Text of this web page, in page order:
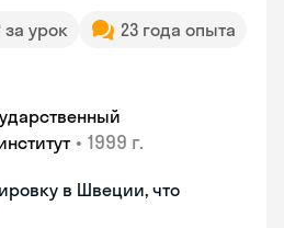
за урок
23 года опыта
• 1999 г.
в Швеции, что